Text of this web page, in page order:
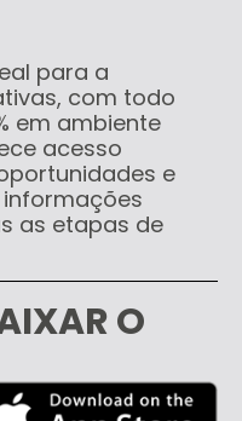
para a
com todo
em ambiente
acesso
e
as etapas de
O